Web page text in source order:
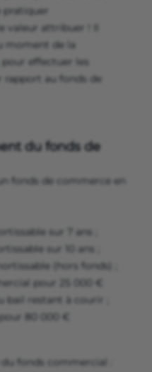
pratiquer
valeur attribuer ! Il
moment de la
pour effectuer les
rapport au fonds de
du fonds de
fonds de commerce en
sur 7 ans ;
sur 10 ans ;
(hors fonds) ;
pour 25 000 €
bail restant à courir ;
80 000 €
fonds commercial :